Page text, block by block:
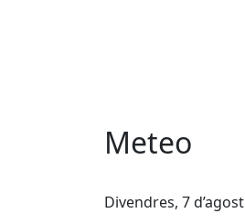
Meteo
Divendres, 7 d’agost